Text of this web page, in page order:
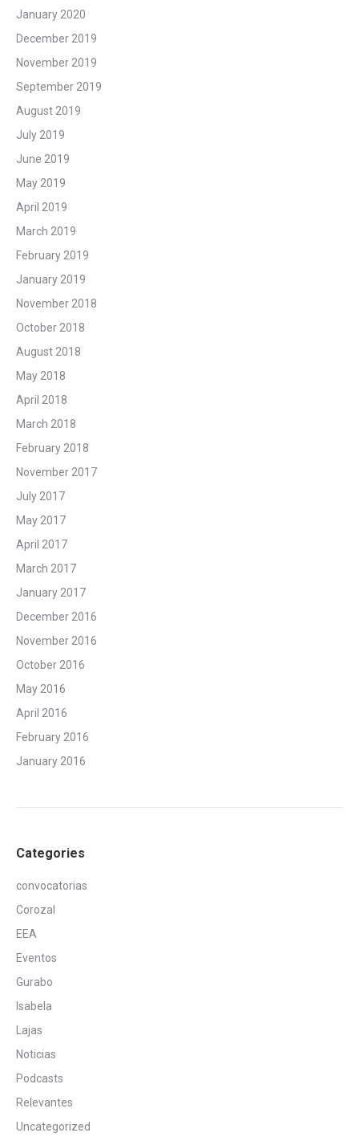
January 2020
December 2019
November 2019
September 2019
August 2019
July 2019
June 2019
May 2019
April 2019
March 2019
February 2019
January 2019
November 2018
October 2018
August 2018
May 2018
April 2018
March 2018
February 2018
November 2017
July 2017
May 2017
April 2017
March 2017
January 2017
December 2016
November 2016
October 2016
May 2016
April 2016
February 2016
January 2016
Categories
convocatorias
Corozal
EEA
Eventos
Gurabo
Isabela
Lajas
Noticias
Podcasts
Relevantes
Uncategorized